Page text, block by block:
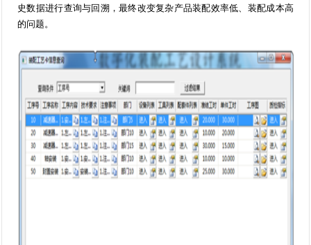
史数据进行查询与回溯，最终改变复杂产品装配效率低、装配成本高
的问题。